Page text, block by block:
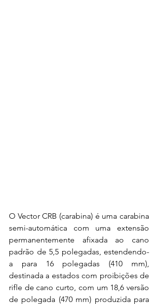
O Vector CRB (carabina) é uma carabina
semi-automática com uma extensão
permanentemente afixada ao cano
padrão de 5,5 polegadas, estendendo-
a para 16 polegadas (410 mm),
destinada a estados com proibições de
rifle de cano curto, com um 18,6 versão
de polegada (470 mm) produzida para